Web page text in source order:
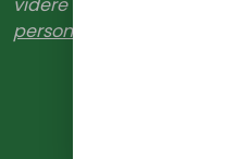
personvernerklæring >>